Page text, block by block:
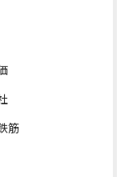
筋